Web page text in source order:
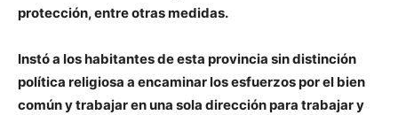
protección, entre otras medidas.
Instó a los habitantes de esta provincia sin distinción
política religiosa a encaminar los esfuerzos por el bien
común y trabajar en una sola dirección para trabajar y